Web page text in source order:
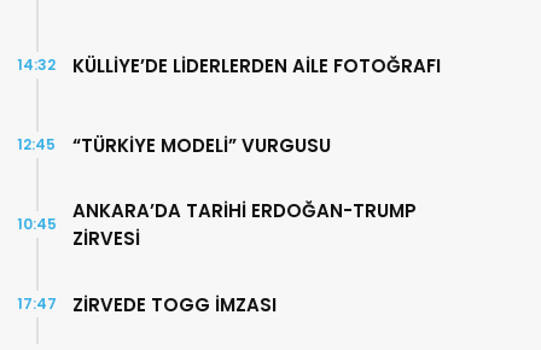
KÜLLİYE’DE LİDERLERDEN AİLE FOTOĞRAFI
14:32
“TÜRKİYE MODELİ” VURGUSU
12:45
ANKARA’DA TARİHİ ERDOĞAN-TRUMP
ZİRVESİ
10:45
ZİRVEDE TOGG İMZASI
17:47